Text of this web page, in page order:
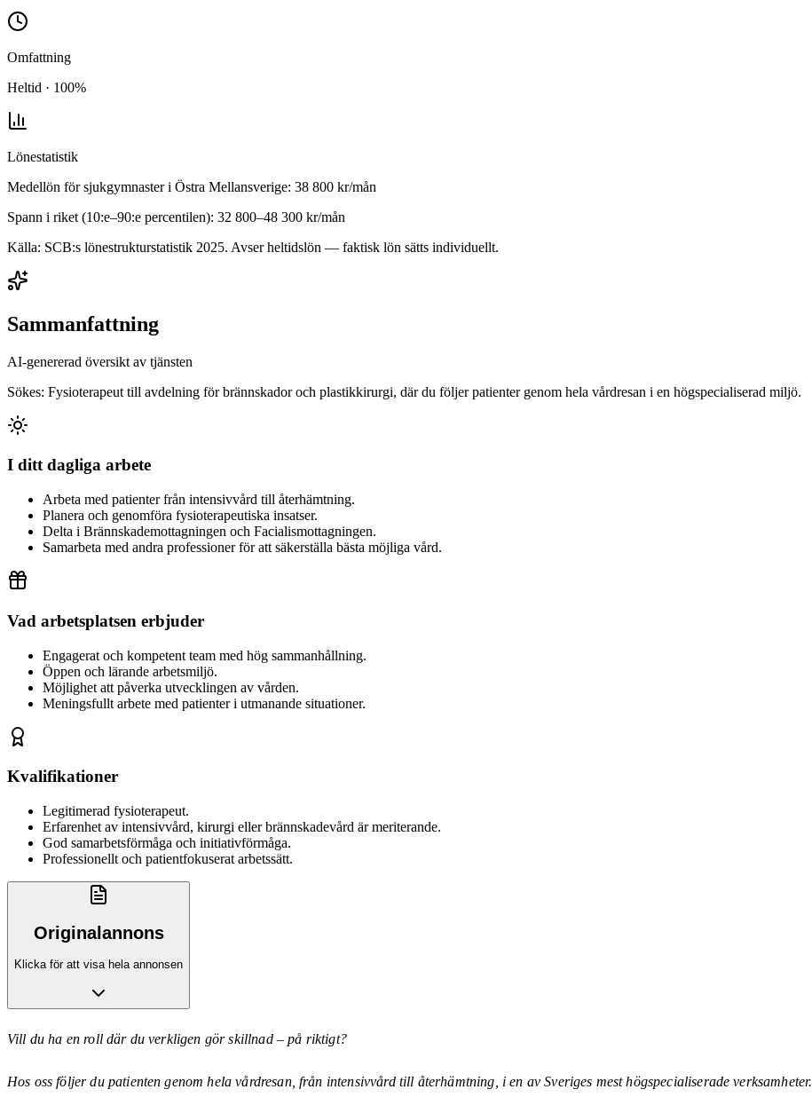
Omfattning
Heltid · 100%
Lönestatistik
Medellön försjukgymnasteri Östra Mellansverige: 38 800 kr/mån
Spann i riket (10:e–90:e percentilen): 32 800–48 300 kr/mån
Källa: SCB:s lönestrukturstatistik 2025. Avser heltidslön — faktisk lön sätts individuellt.
Sammanfattning
AI-genererad översikt av tjänsten
Sökes: Fysioterapeut till avdelning för brännskador och plastikkirurgi, där du följer patienter genom hela vårdresan i en högspecialiserad miljö.
I ditt dagliga arbete
Arbeta med patienter från intensivvård till återhämtning.
Planera och genomföra fysioterapeutiska insatser.
Delta i Brännskademottagningen och Facialismottagningen.
Samarbeta med andra professioner för att säkerställa bästa möjliga vård.
Vad arbetsplatsen erbjuder
Engagerat och kompetent team med hög sammanhållning.
Öppen och lärande arbetsmiljö.
Möjlighet att påverka utvecklingen av vården.
Meningsfullt arbete med patienter i utmanande situationer.
Kvalifikationer
Legitimerad fysioterapeut.
Erfarenhet av intensivvård, kirurgi eller brännskadevård är meriterande.
God samarbetsförmåga och initiativförmåga.
Professionellt och patientfokuserat arbetssätt.
Originalannons
Klicka för att visa hela annonsen
Vill du ha en roll där du verkligen gör skillnad – på riktigt?
Hos oss följer du patienten genom hela vårdresan, från intensivvård till återhämtning, i en av Sveriges mest högspecialiserade verksamheter.